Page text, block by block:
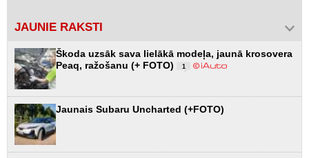
JAUNIE RAKSTI
Škoda uzsāk sava lielākā modeļa, jaunā krosovera
Peaq, ražošanu (+ FOTO)
1
Jaunais Subaru Uncharted (+FOTO)